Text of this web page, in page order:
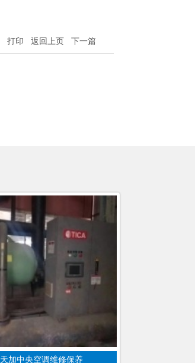
打印 返回上页 下一篇
天加中央空调维修保养